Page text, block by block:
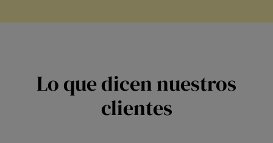
Lo que dicen nuestros
clientes